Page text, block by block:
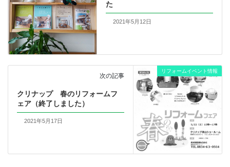
た
2021年5月12日
リフォームイベント情報
次の記事
クリナップ 春のリフォームフ
ェア（終了しました）
2021年5月17日